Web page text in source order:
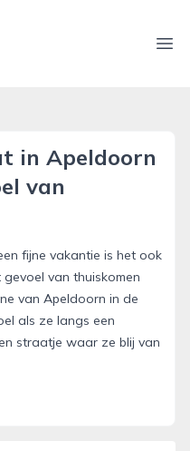
in Apeldoorn
van
fijne vakantie is het ook
van thuiskomen
van Apeldoorn in de
als ze langs een
straatje waar ze blij van